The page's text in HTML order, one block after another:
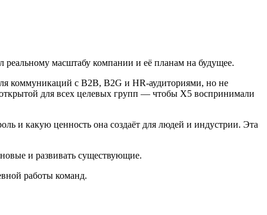
реальному масштабу компании и её планам на будущее.
коммуникаций с B2B, B2G и HR-аудиториями, но не
для всех целевых групп — чтобы Х5 воспринимали
и какую ценность она создаёт для людей и индустрии. Эта
и развивать существующие.
работы команд.